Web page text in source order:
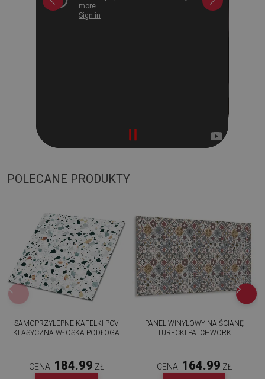
POLECANE PRODUKTY
SAMOPRZYLEPNE KAFELKI PCV
KLASYCZNA WŁOSKA PODŁOGA
CENA: 184.99 ZŁ
PANEL WINYLOWY NA ŚCIANĘ
TURECKI PATCHWORK
CENA: 164.99 ZŁ